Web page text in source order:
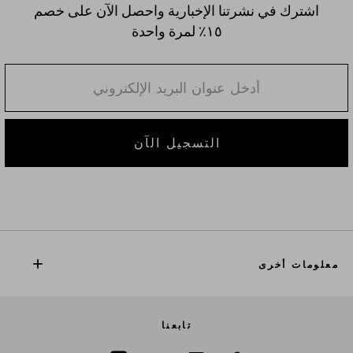
اشترك في نشرتنا الإخبارية واحصل الآن على خصم
١٥٪؜ لمرة واحدة
التسجيل الآن
معلومات أخرى
تابعنا